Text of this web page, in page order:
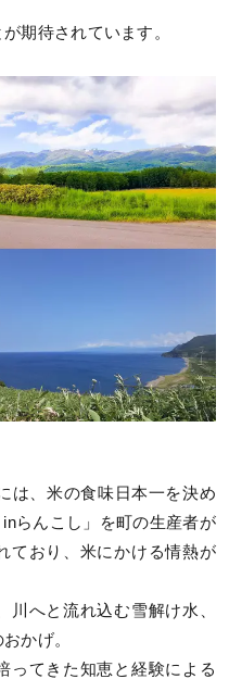
期待されています。
は、米の食味日本一を決め
らんこし」を町の生産者が
ており、米にかける情熱が
へと流れ込む雪解け水、
かげ。
ってきた知恵と経験による